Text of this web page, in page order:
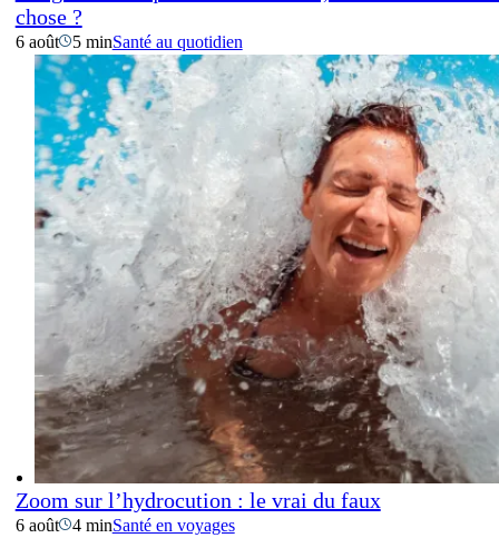
chose ?
6 août 5 minSanté au quotidien
Zoom sur l’hydrocution : le vrai du faux
6 août 4 minSanté en voyages